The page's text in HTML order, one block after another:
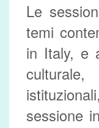
Le
temi
in Italy, e
sessione